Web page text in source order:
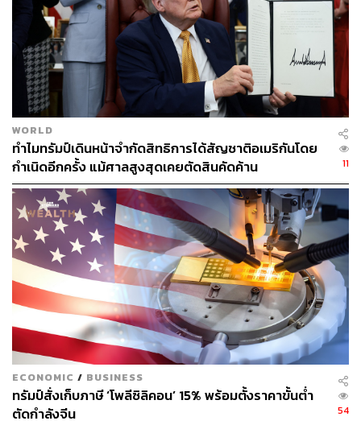
เพราะในช่วงที่ผ่านมา เกาหลีเหนือได้หันไปกระชับความ
สัมพันธ์กับรัสเซียอย่างแนบแน่น ถึงขั้นส่งทหารและอาวุธไป
ช่วยรัสเซียทำสงครามในยูเครน แม้จีนจะมีความสัมพันธ์อันดี
กับทั้งสองประเทศ แต่สีจิ้นผิง ก็มีความระมัดระวังต่อการจับ
มือเป็นพันธมิตรระหว่างคิมจองอึน และปูติน การเยือนครั้งนี้
จึงเป็นความพยายามของจีนในการ ตอกย้ำอิทธิพลของตน
เหนือเปียงยางและปกป้องผลประโยชน์เชิงยุทธศาสตร์ใน
เอเชียตะวันออกเฉียงเหนือ
•การเจรจาผลประโยชน์ทางเศรษฐกิจของ
เกาหลีเหนือ
แม้จะใกล้ชิดรัสเซีย แต่จีนยังคงเป็น ‘เส้นเลือดใหญ่’ ทาง
เศรษฐกิจของเกาหลีเหนือที่กำลังเผชิญมาตรการคว่ำบาตร
อย่างหนัก นักวิเคราะห์คาดว่า คิมจองอึนจะใช้โอกาสนี้
แสวงหาโอกาสเรื่องการค้าชายแดนเพิ่มเติมและดึงดูดนัก
ท่องเที่ยวชาวจีนให้มาเยือนรีสอร์ตและสกีรีสอร์ตแห่งใหม่
ของตน
WORLD
ทำไมทรัมป์เดินหน้าจำกัดสิทธิการได้สัญชาติอเมริกันโดย
กำเนิดอีกครั้ง แม้ศาลสูงสุดเคยตัดสินคัดค้าน
11
ECONOMIC / BUSINESS
ทรัมป์สั่งเก็บภาษี ‘โพลีซิลิคอน’ 15% พร้อมตั้งราคาขั้นต่ำ
ตัดกำลังจีน
54